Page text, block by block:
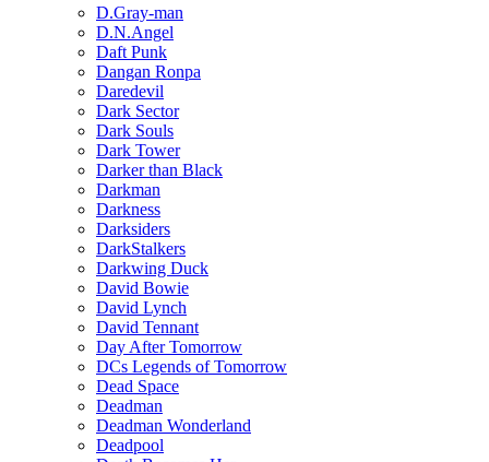
D.Gray-man
D.N.Angel
Daft Punk
Dangan Ronpa
Daredevil
Dark Sector
Dark Souls
Dark Tower
Darker than Black
Darkman
Darkness
Darksiders
DarkStalkers
Darkwing Duck
David Bowie
David Lynch
David Tennant
Day After Tomorrow
DCs Legends of Tomorrow
Dead Space
Deadman
Deadman Wonderland
Deadpool